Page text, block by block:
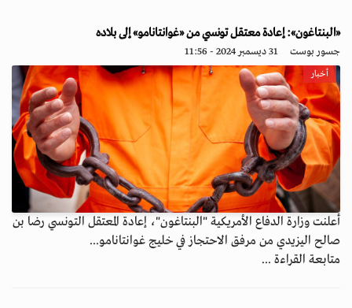
«البنتاغون»: إعادة معتقل تونسي من «غوانتانامو» إلى بلاده
جسور بوست 31 ديسمبر 2024 - 11:56
أخبار
أعلنت وزارة الدفاع الأمريكية "البنتاغون"، إعادة المعتقل التونسي رضا بن
صالح اليزيدي من مرفق الاحتجاز في خليج غوانتانامو...
متابعة القراءة ...